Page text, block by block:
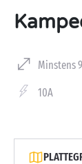
Minstens
10A